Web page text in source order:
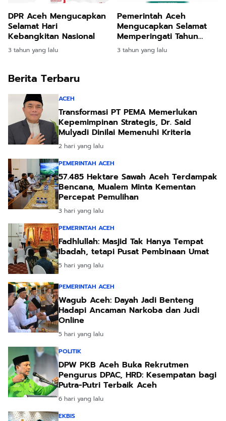
DPR Aceh Mengucapkan
Selamat Hari
Kebangkitan Nasional
3 tahun yang lalu
Pemerintah Aceh
Mengucapkan Selamat
Memperingati Tahun
Baru Islam
3 tahun yang lalu
Berita Terbaru
ACEH
Transformasi PT PEMA Memerlukan
Kepemimpinan Strategis, Dr. Said
Mulyadi Dinilai Memenuhi Kriteria
2 hari yang lalu
PEMERINTAH ACEH
57.485 Hektare Sawah Aceh Terdampak
Bencana, Mualem Minta Kementan
Percepat Pemulihan
3 hari yang lalu
PEMERINTAH ACEH
Fadhlullah: Masjid Tak Hanya Tempat
Ibadah, tetapi Pusat Pembinaan Umat
5 hari yang lalu
PEMERINTAH ACEH
Wagub Aceh: Dayah Jadi Benteng
Hadapi Ancaman Narkoba dan Judi
Online
5 hari yang lalu
POLITIK
DPW PKB Aceh Buka Rekrutmen
Pengurus DPAC, HRD: Kesempatan bagi
Putra-Putri Terbaik Aceh
6 hari yang lalu
EKBIS